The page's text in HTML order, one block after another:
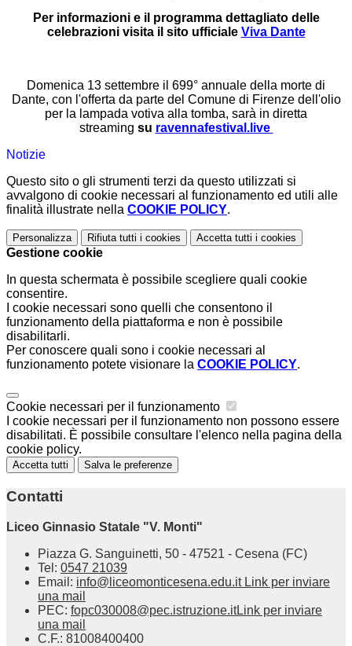
Per informazioni e il programma dettagliato delle
celebrazioni visita il sito ufficiale Viva Dante
Domenica 13 settembre il 699° annuale della morte di
Dante, con l'offerta da parte del Comune di Firenze dell'olio
per la lampada votiva alla tomba, sarà in diretta
streaming su ravennafestival.live
Notizie
Questo sito o gli strumenti terzi da questo utilizzati si
avvalgono di cookie necessari al funzionamento ed utili alle
finalità illustrate nella COOKIE POLICY.
Personalizza Rifiuta tutti i cookies Accetta tutti i cookies
Gestione cookie
In questa schermata è possibile scegliere quali cookie
consentire.
I cookie necessari sono quelli che consentono il
funzionamento della piattaforma e non è possibile
disabilitarli.
Per conoscere quali sono i cookie necessari al
funzionamento potete visionare la COOKIE POLICY.
Cookie necessari per il funzionamento
I cookie necessari per il funzionamento non possono essere
disabilitati. È possibile consultare l'elenco nella pagina della
cookie policy.
Accetta tutti Salva le preferenze
Contatti
Liceo Ginnasio Statale "V. Monti"
Piazza G. Sanguinetti, 50 - 47521 - Cesena (FC)
Tel: 0547 21039
Email: info@liceomonticesena.edu.it Link per inviare
una mail
PEC: fopc030008@pec.istruzione.itLink per inviare
una mail
C.F.: 81008400400